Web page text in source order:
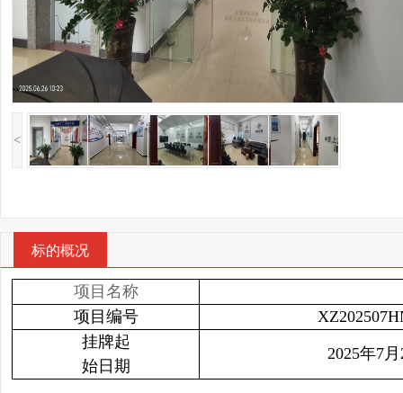
<
标的概况
项目名称
项目编号
挂牌起
始日期
2025年7